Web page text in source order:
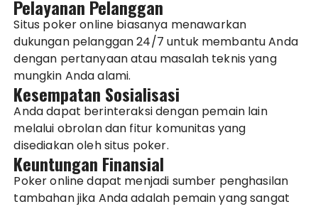
Pelayanan Pelanggan
Situs poker online biasanya menawarkan
dukungan pelanggan 24/7 untuk membantu Anda
dengan pertanyaan atau masalah teknis yang
mungkin Anda alami.
Kesempatan Sosialisasi
Anda dapat berinteraksi dengan pemain lain
melalui obrolan dan fitur komunitas yang
disediakan oleh situs poker.
Keuntungan Finansial
Poker online dapat menjadi sumber penghasilan
tambahan jika Anda adalah pemain yang sangat